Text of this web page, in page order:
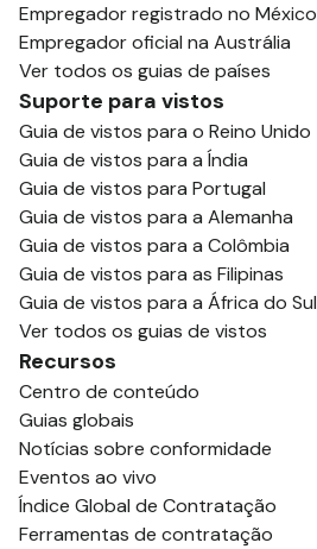
Empregador registrado no México
Empregador oficial na Austrália
Ver todos os guias de países
Suporte para vistos
Guia de vistos para o Reino Unido
Guia de vistos para a Índia
Guia de vistos para Portugal
Guia de vistos para a Alemanha
Guia de vistos para a Colômbia
Guia de vistos para as Filipinas
Guia de vistos para a África do Sul
Ver todos os guias de vistos
Recursos
Centro de conteúdo
Guias globais
Notícias sobre conformidade
Eventos ao vivo
Índice Global de Contratação
Ferramentas de contratação